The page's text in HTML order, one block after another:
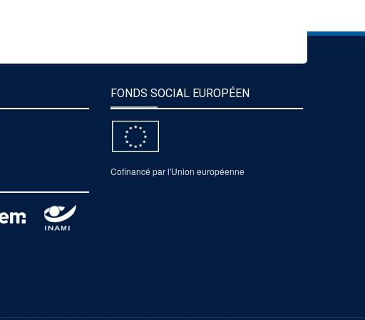
FONDS SOCIAL EUROPÉEN
Cofinancé par l'Union européenne